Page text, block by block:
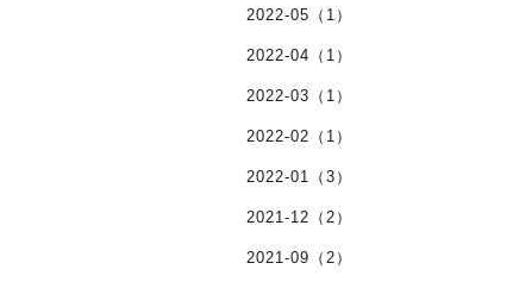
2022-05（1）
2022-04（1）
2022-03（1）
2022-02（1）
2022-01（3）
2021-12（2）
2021-09（2）